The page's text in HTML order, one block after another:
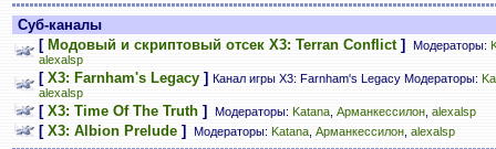
Суб-каналы
[ Модовый и скриптовый отсек X3: Terran Conflict] Модераторы:
alexalsp
[ X3: Farnham's Legacy ] Канал игры X3: Farnham's Legacy Модераторы:
alexalsp
[ X3: Time Of The Truth ] Модераторы: Katana Арманкессилон alexalsp
[ X3: Albion Prelude ] Модераторы: Katana Арманкессилон alexalsp